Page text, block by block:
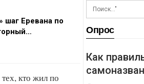
шаг Еревана по
кто жил по
Опрос
Как